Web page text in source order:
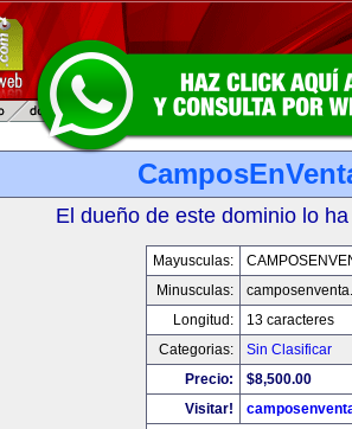
El dueño de este dominio lo
Mayusculas:
Minusculas:
Longitud:
13 caracteres
Categorias:
Sin Clasificar
Precio:
$8,500.00
Visitar!